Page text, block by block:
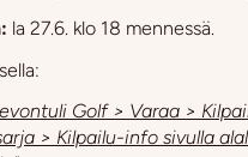
la 27.6. klo 18 mennessä.
Golf > Varaa >
> Kilpailu-info sivulla